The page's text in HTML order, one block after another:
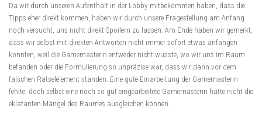
Da wir durch unseren Aufenthalt in der Lobby mitbekommen haben, dass die
Tipps eher direkt kommen, haben wir durch unsere Fragestellung am Anfang
noch versucht, uns nicht direkt Spoilern zu lassen. Am Ende haben wir gemerkt,
dass wir selbst mit direkten Antworten nicht immer sofort etwas anfangen
konnten, weil die Gamemasterin entweder nicht wusste, wo wir uns im Raum
befanden oder die Formulierung so unpräzise war, dass wir dann vor dem
falschen Rätselelement standen. Eine gute Einarbeitung der Gamemasterin
fehlte, doch selbst eine noch so gut eingearbeitete Gamemasterin hätte nicht die
eklatanten Mängel des Raumes ausgleichen können.